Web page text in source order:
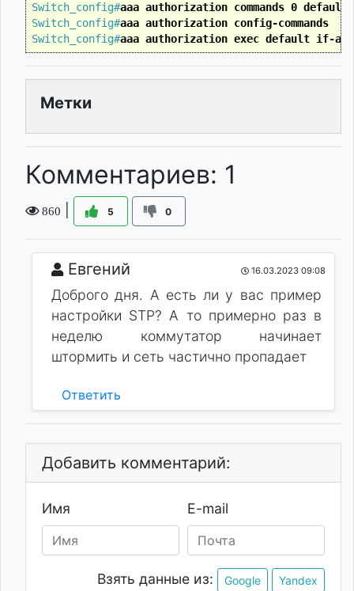
Switch_config#aaa authorization commands 0
Switch_config#aaa authorization config-commands
Switch_config#aaa authorization exec default if-
Метки
Комментариев: 1
860 5 0
Евгений 16.03.2023 09:08
Доброго дня. А есть ли у вас пример
настройки STP? А то примерно раз в
неделю коммутатор начинает
штормить и сеть частично пропадает
Ответить
Добавить комментарий:
Имя E-mail
Взять данные из: Google Yandex